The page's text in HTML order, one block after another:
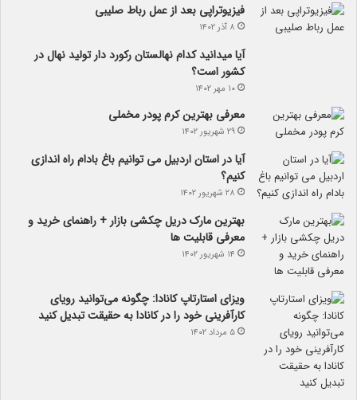
فیزیوتراپی بعد از عمل رباط صلیبی
۸ آذر ۱۴۰۲
آیا می­دانید کدام نهالستان رکورد دار تولید نهال­ در
کشور است؟
۱۰ مهر ۱۴۰۲
معرفی بهترین کرم پودر مخملی
۲۹ شهریور ۱۴۰۲
آیا در استان اردبیل می توانیم باغ بادام راه اندازی
کنیم؟
۲۸ شهریور ۱۴۰۲
بهترین مارک دریل چکشی بازار + راهنمای خرید و
معرفی قابلیت ها
۱۴ شهریور ۱۴۰۲
ویزای استارتاپ کانادا: چگونه می‌توانید رویای
کارآفرینی خود را در کانادا به حقیقت تبدیل کنید
۵ مرداد ۱۴۰۲